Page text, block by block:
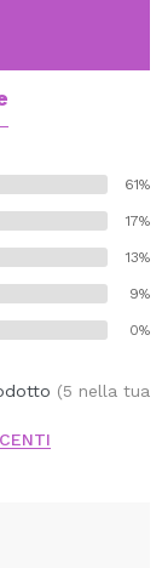
61%
17%
13%
9%
0%
(5 nella tua